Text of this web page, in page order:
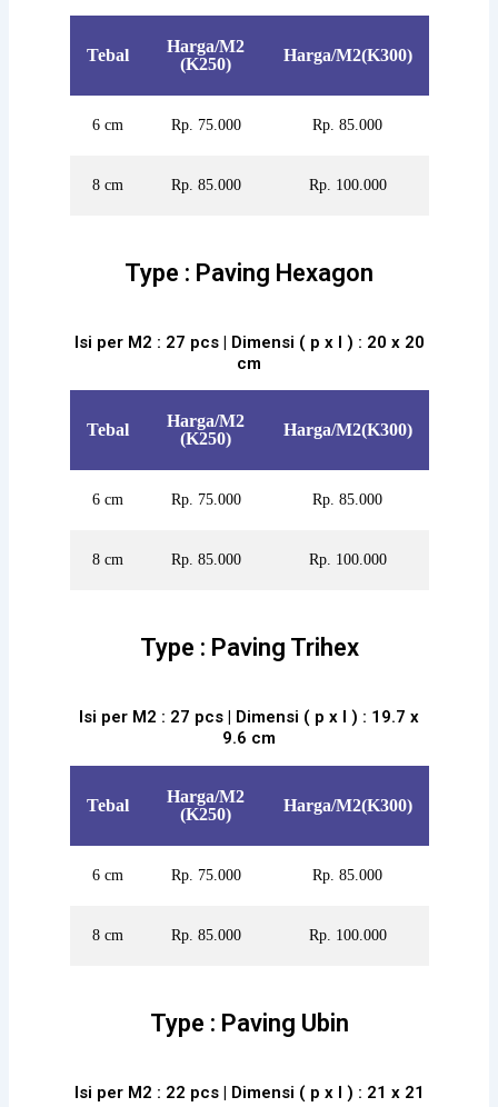
Tebal
Harga/M2
(K250)
Harga/M2(K300)
6 cm Rp. 75.000 Rp. 85.000
8 cm Rp. 85.000 Rp. 100.000
Type : Paving Hexagon
Isi per M2 : 27 pcs | Dimensi ( p x l ) : 20 x 20
cm
Tebal
Harga/M2
(K250)
Harga/M2(K300)
6 cm Rp. 75.000 Rp. 85.000
8 cm Rp. 85.000 Rp. 100.000
Type : Paving Trihex
Isi per M2 : 27 pcs | Dimensi ( p x l ) : 19.7 x
9.6 cm
Tebal
Harga/M2
(K250)
Harga/M2(K300)
6 cm Rp. 75.000 Rp. 85.000
8 cm Rp. 85.000 Rp. 100.000
Type : Paving Ubin
Isi per M2 : 22 pcs | Dimensi ( p x l ) : 21 x 21